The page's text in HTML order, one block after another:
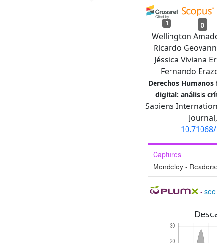
1 0
Wellington
Ricardo
Jéssica Viviana
Fernando
Derechos
digital: análisis
Sapiens
Journal,
Captures
Mendeley - Readers:
-